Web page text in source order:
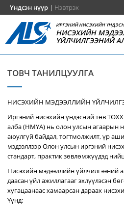
Үндсэн нүүр | Нэвтрэх
ИРГЭНИЙ НИСЭХИЙН
НИСЭХИЙН
ҮЙЛЧИЛГЭЭНИЙ
ТОВЧ ТАНИЛЦУУЛГА
НИСЭХИЙН МЭДЭЭЛЛИЙН
Иргэний нисэхийн үндэсний төв
алба (НМҮА) нь олон улсын агаарын
аюулгүй байдал, тогтмолжилт, үр
мэдээллээр Олон улсын иргэний
стандарт, практик зөвлөмжүүдэд
Нисэхийн мэдээллийн үйлчилгээний
даасан үйл ажиллагааг эхлүүлэсэн
хугацаанаас хамаарсан дараах
Үүнд: